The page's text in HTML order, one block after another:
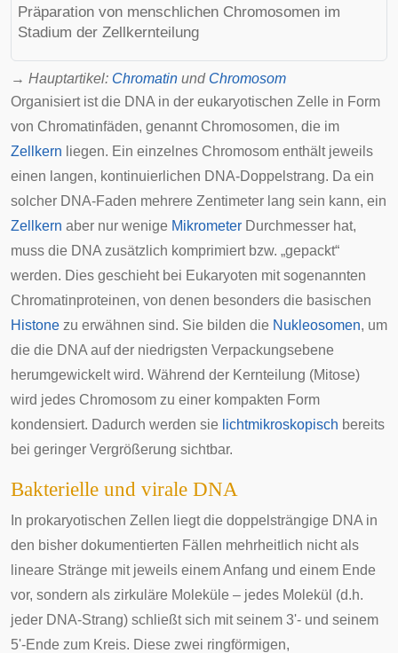
Präparation von menschlichen Chromosomen im
Stadium der Zellkernteilung
→ Hauptartikel: Chromatin und Chromosom
Organisiert ist die DNA in der eukaryotischen Zelle in Form
von Chromatinfäden, genannt Chromosomen, die im
Zellkern liegen. Ein einzelnes Chromosom enthält jeweils
einen langen, kontinuierlichen DNA-Doppelstrang. Da ein
solcher DNA-Faden mehrere Zentimeter lang sein kann, ein
Zellkern aber nur wenige Mikrometer Durchmesser hat,
muss die DNA zusätzlich komprimiert bzw. „gepackt“
werden. Dies geschieht bei Eukaryoten mit sogenannten
Chromatinproteinen, von denen besonders die basischen
Histone zu erwähnen sind. Sie bilden die Nukleosomen, um
die die DNA auf der niedrigsten Verpackungsebene
herumgewickelt wird. Während der Kernteilung (Mitose)
wird jedes Chromosom zu einer kompakten Form
kondensiert. Dadurch werden sie lichtmikroskopisch bereits
bei geringer Vergrößerung sichtbar.
Bakterielle und virale DNA
In prokaryotischen Zellen liegt die doppelsträngige DNA in
den bisher dokumentierten Fällen mehrheitlich nicht als
lineare Stränge mit jeweils einem Anfang und einem Ende
vor, sondern als zirkuläre Moleküle – jedes Molekül (d.h.
jeder DNA-Strang) schließt sich mit seinem 3'- und seinem
5'-Ende zum Kreis. Diese zwei ringförmigen,